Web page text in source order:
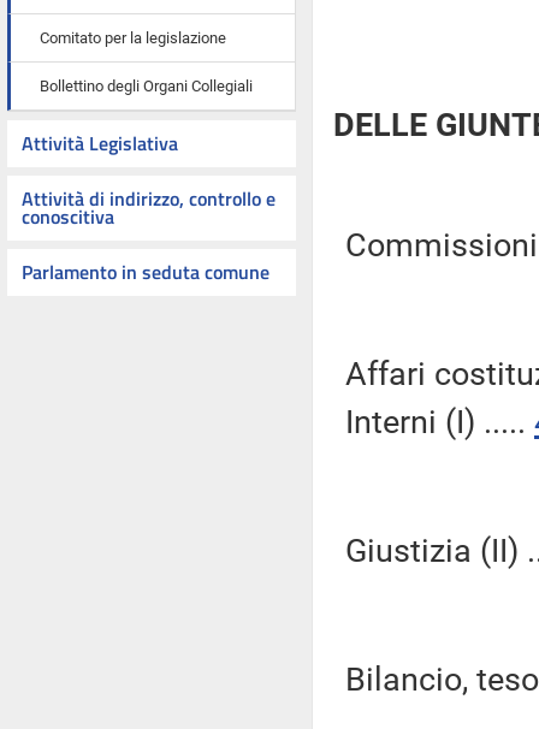
Comitato per la legislazione
Bollettino degli Organi Collegiali
Attività Legislativa
Attività di indirizzo, controllo e
conoscitiva
Parlamento in seduta comune
DELLE
Affari
Interni (I) .....
Giustizia (II)
Bilancio,